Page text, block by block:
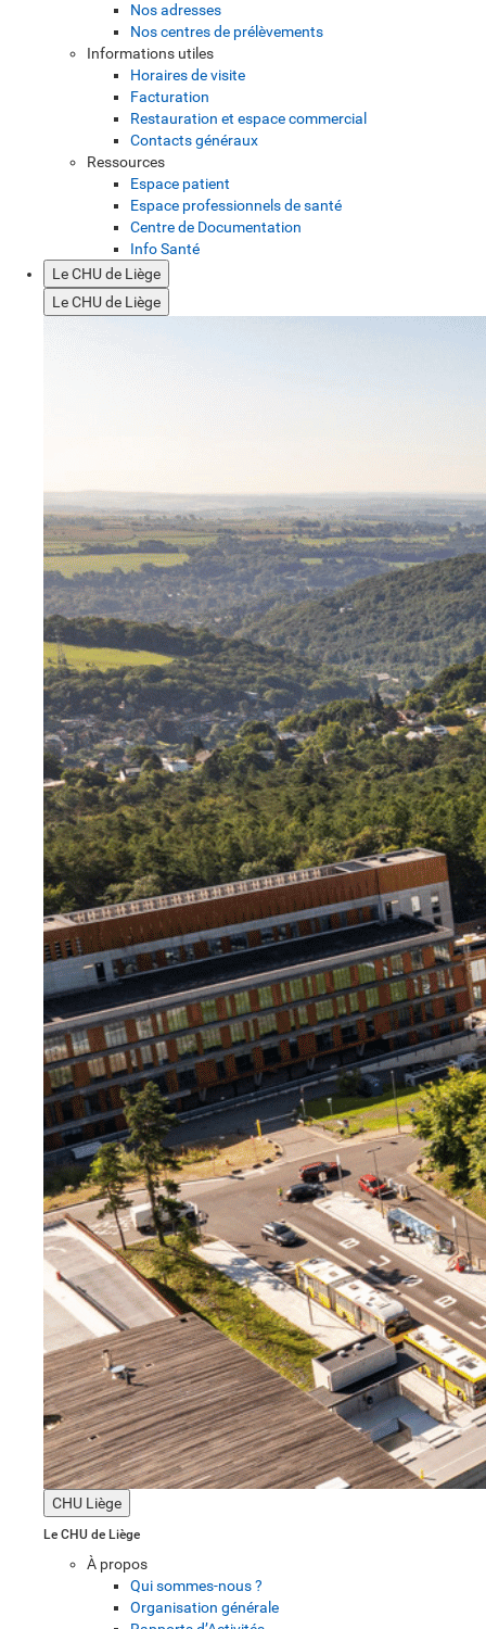
Nos adresses
Nos centres de prélèvements
Informations utiles
Horaires de visite
Facturation
Restauration et espace commercial
Contacts généraux
Ressources
Espace patient
Espace professionnels de santé
Centre de Documentation
Info Santé
Le CHU de Liège
Le CHU de Liège
CHU Liège
Le CHU de Liège
À propos
Qui sommes-nous ?
Organisation générale